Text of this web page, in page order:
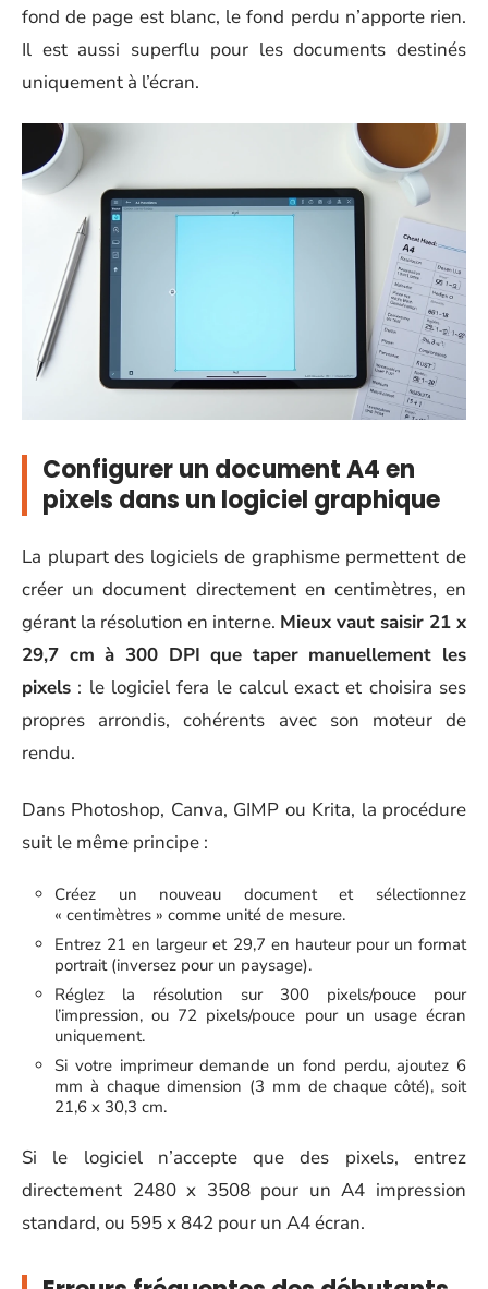
fond de page est blanc, le fond perdu n’apporte rien.
Il est aussi superflu pour les documents destinés
uniquement à l’écran.
Configurer un document A4 en
pixels dans un logiciel graphique
La plupart des logiciels de graphisme permettent de
créer un document directement en centimètres, en
gérant la résolution en interne. Mieux vaut saisir 21 x
29,7 cm à 300 DPI que taper manuellement les
pixels : le logiciel fera le calcul exact et choisira ses
propres arrondis, cohérents avec son moteur de
rendu.
Dans Photoshop, Canva, GIMP ou Krita, la procédure
suit le même principe :
Créez un nouveau document et sélectionnez
« centimètres » comme unité de mesure.
Entrez 21 en largeur et 29,7 en hauteur pour un format
portrait (inversez pour un paysage).
Réglez la résolution sur 300 pixels/pouce pour
l’impression, ou 72 pixels/pouce pour un usage écran
uniquement.
Si votre imprimeur demande un fond perdu, ajoutez 6
mm à chaque dimension (3 mm de chaque côté), soit
21,6 x 30,3 cm.
Si le logiciel n’accepte que des pixels, entrez
directement 2480 x 3508 pour un A4 impression
standard, ou 595 x 842 pour un A4 écran.